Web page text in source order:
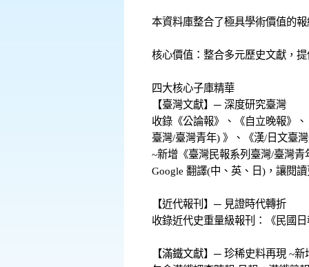
本資料庫整合了極具學術價值的
核心價值：整合多元歷史文獻，
四大核心子庫精華
【臺灣文獻】─ 深度研究臺灣
收錄《公論報》、《自立晚報》
臺灣/臺灣青年) 》、《漢/日文臺
~新增《臺灣民報系列臺灣/臺灣
Google 翻譯(中、英、日)，讓閱
【近代報刊】─ 見證時代轉折
收錄近代史重量級報刊：《民國
【滿鐵文獻】─ 珍稀史料再現 ~